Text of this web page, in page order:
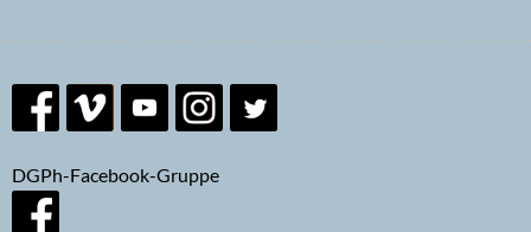
DGPh-Facebook-Gruppe